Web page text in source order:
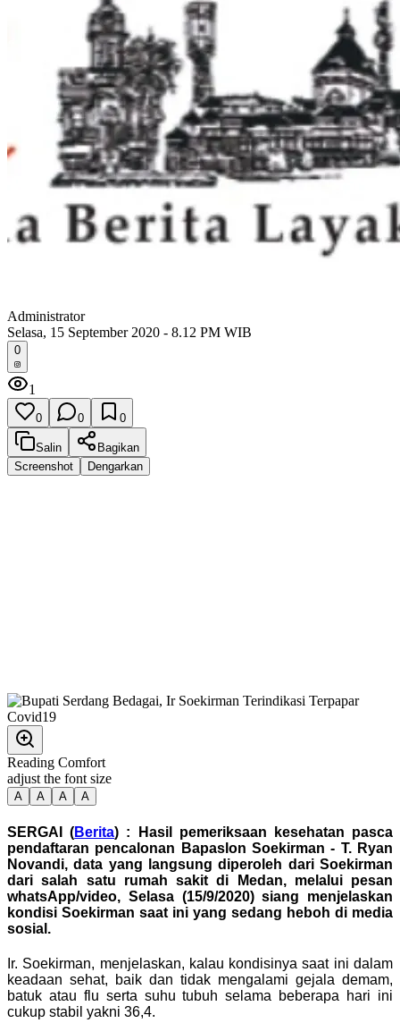
Administrator
Selasa, 15 September 2020 - 8.12 PM WIB
0
1
0 0 0
Salin
Bagikan
Screenshot
Dengarkan
Reading Comfort
adjust the font size
A A A A
SERGAI (Berita) : Hasil pemeriksaan kesehatan pasca
pendaftaran pencalonan Bapaslon Soekirman - T. Ryan
Novandi, data yang langsung diperoleh dari Soekirman
dari salah satu rumah sakit di Medan, melalui pesan
whatsApp/video, Selasa (15/9/2020) siang menjelaskan
kondisi Soekirman saat ini yang sedang heboh di media
sosial.
Ir. Soekirman, menjelaskan, kalau kondisinya saat ini dalam
keadaan sehat, baik dan tidak mengalami gejala demam,
batuk atau flu serta suhu tubuh selama beberapa hari ini
cukup stabil yakni 36,4.